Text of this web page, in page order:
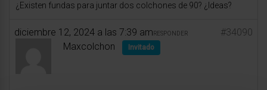
¿Existen fundas para juntar dos colchones de 90? ¿Ideas?
diciembre 12, 2024 a las 7:39 am #34090
RESPONDER
Maxcolchon Invitado